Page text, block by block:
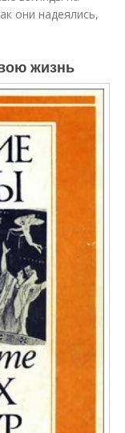
они надеялись,
жизнь